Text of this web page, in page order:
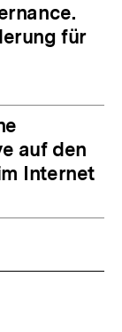
für
auf den
Internet